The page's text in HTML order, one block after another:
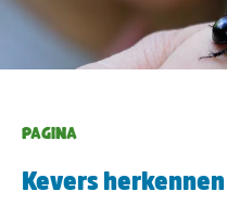
PAGINA
Kevers herkennen